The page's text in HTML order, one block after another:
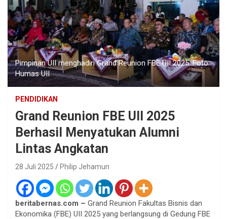
Pimpinan UII menghadiri Grand Reunion FBE UII 2025. Foto:
Humas UII
PENDIDIKAN
Grand Reunion FBE UII 2025
Berhasil Menyatukan Alumni
Lintas Angkatan
28 Juli 2025 Philip Jehamun
beritabernas.com – Grand Reunion Fakultas Bisnis dan
Ekonomika (FBE) UII 2025 yang berlangsung di Gedung FBE